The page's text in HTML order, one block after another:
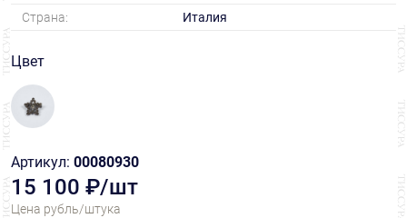
Страна:
Италия
Цвет
Артикул: 00080930
15 100 ₽/шт
Цена рубль/штука